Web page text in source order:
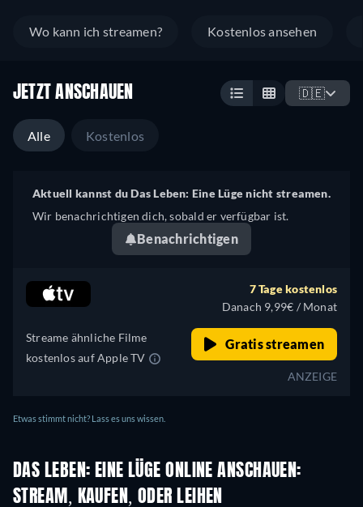
Wo kann ich streamen? Kostenlos ansehen
JETZT ANSCHAUEN 🇩🇪
Alle Kostenlos
Aktuell kannst du Das Leben: Eine Lüge nicht streamen.
Wir benachrichtigen dich, sobald er verfügbar ist.
Benachrichtigen
Streame ähnliche Filme
kostenlos auf Apple TV
7 Tage kostenlos
Danach 9,99€ / Monat
Gratis streamen
ANZEIGE
Etwas stimmt nicht? Lass es uns wissen.
DAS LEBEN: EINE LÜGE ONLINE ANSCHAUEN:
STREAM, KAUFEN, ODER LEIHEN